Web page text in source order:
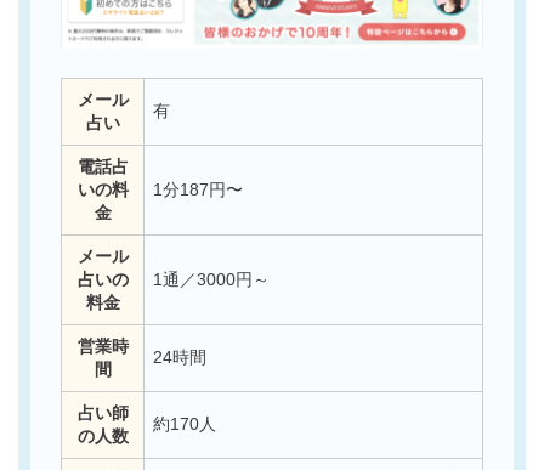
メール
占い
有
電話占
いの料
金
1分187円〜
メール
占いの
料金
1通／3000円～
営業時
間
24時間
占い師
の人数
約170人